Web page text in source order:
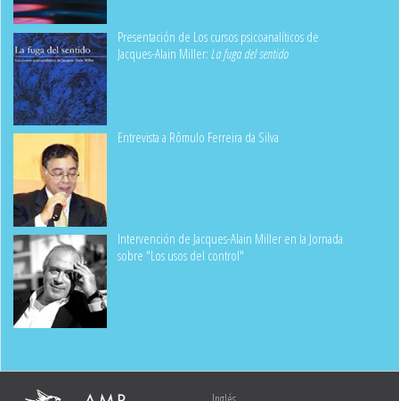
Presentación de Los cursos psicoanalíticos de
Jacques-Alain Miller:La fuga del sentido
Entrevista a Rômulo Ferreira da Silva
Intervención de Jacques-Alain Miller en la Jornada
sobre "Los usos del control"